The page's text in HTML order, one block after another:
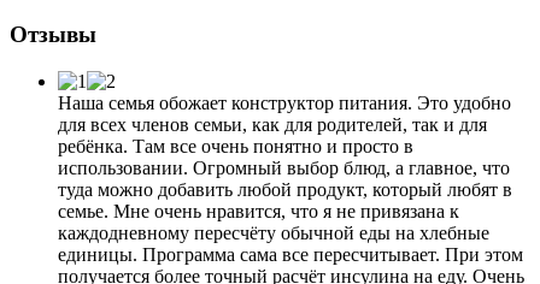
Отзывы
Наша семья обожает конструктор питания. Это удобно
для всех членов семьи, как для родителей, так и для
ребёнка. Там все очень понятно и просто в
использовании. Огромный выбор блюд, а главное, что
туда можно добавить любой продукт, который любят в
семье. Мне очень нравится, что я не привязана к
каждодневному пересчёту обычной еды на хлебные
единицы. Программа сама все пересчитывает. При этом
получается более точный расчёт инсулина на еду. Очень